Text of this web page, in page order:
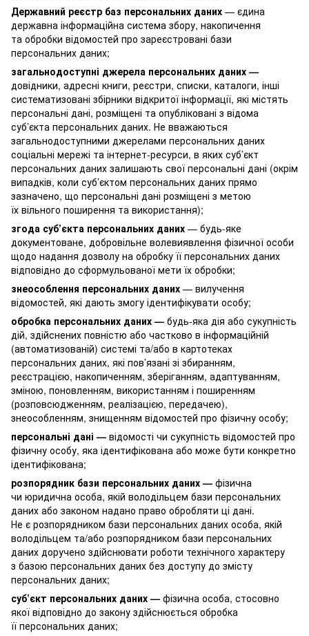
Державний реєстр баз персональних даних — єдина
державна інформаційна система збору, накопичення
та обробки відомостей про зареєстровані бази
персональних даних;
загальнодоступні джерела персональних даних —
довідники, адресні книги, реєстри, списки, каталоги, інші
систематизовані збірники відкритої інформації, які містять
персональні дані, розміщені та опубліковані з відома
суб’єкта персональних даних. Не вважаються
загальнодоступними джерелами персональних даних
соціальні мережі та інтернет-ресурси, в яких суб’єкт
персональних даних залишають свої персональні дані (окрім
випадків, коли суб’єктом персональних даних прямо
зазначено, що персональні дані розміщені з метою
їх вільного поширення та використання);
згода суб’єкта персональних даних — будь-яке
документоване, добровільне волевиявлення фізичної особи
щодо надання дозволу на обробку її персональних даних
відповідно до сформульованої мети їх обробки;
знеособлення персональних даних — вилучення
відомостей, які дають змогу ідентифікувати особу;
обробка персональних даних — будь-яка дія або сукупність
дій, здійснених повністю або частково в інформаційній
(автоматизованій) системі та/або в картотеках
персональних даних, які пов’язані зі збиранням,
реєстрацією, накопиченням, зберіганням, адаптуванням,
зміною, поновленням, використанням і поширенням
(розповсюдженням, реалізацією, передачею),
знеособленням, знищенням відомостей про фізичну особу;
персональні дані — відомості чи сукупність відомостей про
фізичну особу, яка ідентифікована або може бути конкретно
ідентифікована;
розпорядник бази персональних даних — фізична
чи юридична особа, якій володільцем бази персональних
даних або законом надано право обробляти ці дані.
Не є розпорядником бази персональних даних особа, якій
володільцем та/або розпорядником бази персональних
даних доручено здійснювати роботи технічного характеру
з базою персональних даних без доступу до змісту
персональних даних;
суб’єкт персональних даних — фізична особа, стосовно
якої відповідно до закону здійснюється обробка
її персональних даних;